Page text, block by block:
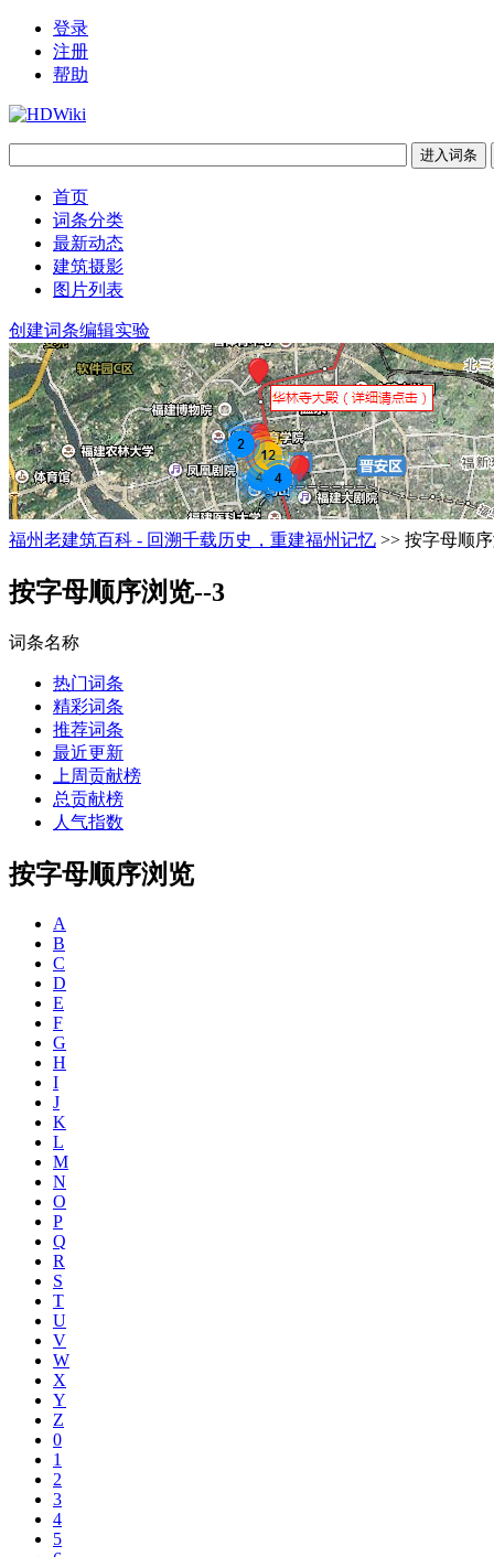
登录
注册
帮助
首页
词条分类
最新动态
建筑摄影
图片列表
创建词条编辑实验
福州老建筑百科 - 回溯千载历史，重建福州记忆 >> 按字母顺
按字母顺序浏览--3
词条名称
热门词条
精彩词条
推荐词条
最近更新
上周贡献榜
总贡献榜
人气指数
按字母顺序浏览
A
B
C
D
E
F
G
H
I
J
K
L
M
N
O
P
Q
R
S
T
U
V
W
X
Y
Z
0
1
2
3
4
5